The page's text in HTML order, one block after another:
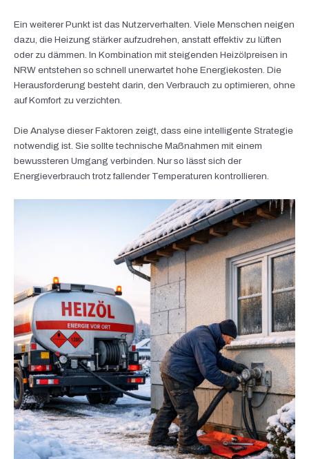
Ein weiterer Punkt ist das Nutzerverhalten. Viele Menschen neigen
dazu, die Heizung stärker aufzudrehen, anstatt effektiv zu lüften
oder zu dämmen. In Kombination mit steigenden Heizölpreisen in
NRW entstehen so schnell unerwartet hohe Energiekosten. Die
Herausforderung besteht darin, den Verbrauch zu optimieren, ohne
auf Komfort zu verzichten.
Die Analyse dieser Faktoren zeigt, dass eine intelligente Strategie
notwendig ist. Sie sollte technische Maßnahmen mit einem
bewussteren Umgang verbinden. Nur so lässt sich der
Energieverbrauch trotz fallender Temperaturen kontrollieren.